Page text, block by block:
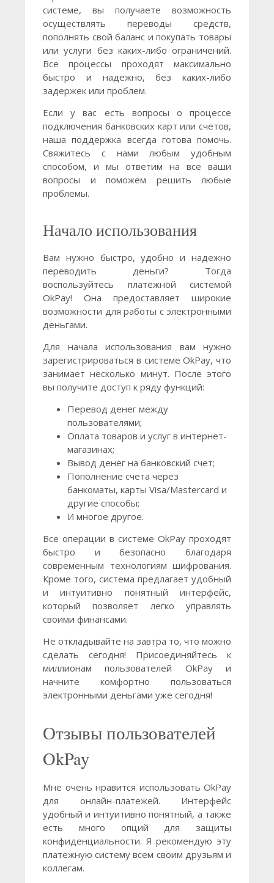
системе, вы получаете возможность
осуществлять переводы средств,
пополнять свой баланс и покупать товары
или услуги без каких-либо ограничений.
Все процессы проходят максимально
быстро и надежно, без каких-либо
задержек или проблем.
Если у вас есть вопросы о процессе
подключения банковских карт или счетов,
наша поддержка всегда готова помочь.
Свяжитесь с нами любым удобным
способом, и мы ответим на все ваши
вопросы и поможем решить любые
проблемы.
Начало использования
Вам нужно быстро, удобно и надежно
переводить деньги? Тогда
воспользуйтесь платежной системой
OkPay! Она предоставляет широкие
возможности для работы с электронными
деньгами.
Для начала использования вам нужно
зарегистрироваться в системе OkPay, что
занимает несколько минут. После этого
вы получите доступ к ряду функций:
Перевод денег между
пользователями;
Оплата товаров и услуг в интернет-
магазинах;
Вывод денег на банковский счет;
Пополнение счета через
банкоматы, карты Visa/Mastercard и
другие способы;
И многое другое.
Все операции в системе OkPay проходят
быстро и безопасно благодаря
современным технологиям шифрования.
Кроме того, система предлагает удобный
и интуитивно понятный интерфейс,
который позволяет легко управлять
своими финансами.
Не откладывайте на завтра то, что можно
сделать сегодня! Присоединяйтесь к
миллионам пользователей OkPay и
начните комфортно пользоваться
электронными деньгами уже сегодня!
Отзывы пользователей
OkPay
Мне очень нравится использовать OkPay
для онлайн-платежей. Интерфейс
удобный и интуитивно понятный, а также
есть много опций для защиты
конфиденциальности. Я рекомендую эту
платежную систему всем своим друзьям и
коллегам.